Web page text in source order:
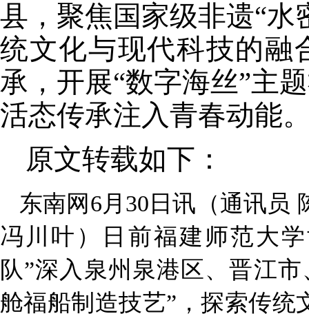
县，聚焦国家级非遗“水
统文化与现代科技的融
承，开展“数字海丝”主
活态传承注入青春动能
原文转载如下：
东南网 6月 30 日讯（通讯员
冯川叶）日前福建师范大
队”深入泉州泉港区、晋江
舱福船制造技艺”，探索传